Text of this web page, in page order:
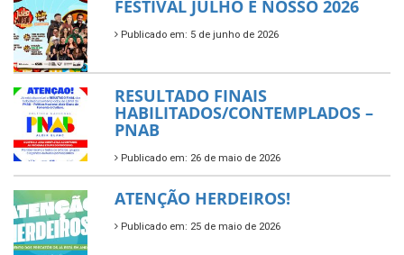
FESTIVAL JULHO É NOSSO 2026
Publicado em: 5 de junho de 2026
RESULTADO FINAIS
HABILITADOS/CONTEMPLADOS –
PNAB
Publicado em: 26 de maio de 2026
ATENÇÃO HERDEIROS!
Publicado em: 25 de maio de 2026